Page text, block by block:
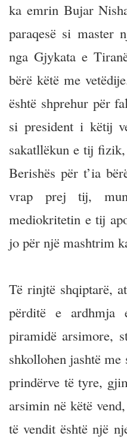
ka emrin Bujar
paraqesë si master
nga Gjykata e
bërë këtë me
është shprehur për
si president i këtij
sakatllëkun e tij
Berishës për t’ia
vrap prej tij,
mediokritetin e tij
jo për një mashtrim
Të rinjtë shqiptarë,
përditë e
piramidë arsimore,
shkollohen jashtë
prindërve të tyre,
arsimin në këtë
të vendit është një